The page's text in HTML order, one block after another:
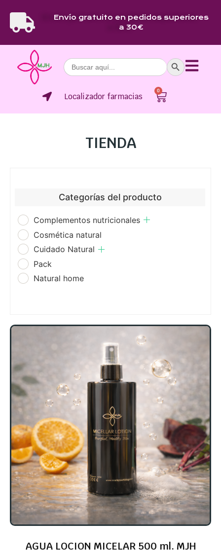
Envío gratuito en pedidos superiores
a 30€
Buscar: Botón de
Localizador farmacias
0
TIENDA
Categorías del producto
Complementos nutricionales
Cosmética natural
Cuidado Natural
Pack
Natural home
AGUA LOCION MICELAR 500 ml. MJH